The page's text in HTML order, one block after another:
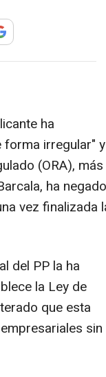
ha
irregular" y
(ORA), más
ha negado
vez finalizada
del PP la ha
la Ley de
que esta
sin